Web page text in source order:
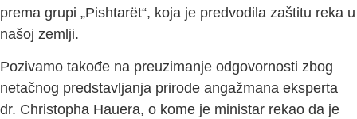
prema grupi „Pishtarët“, koja je predvodila zaštitu reka u
našoj zemlji.
Pozivamo takođe na preuzimanje odgovornosti zbog
netačnog predstavljanja prirode angažmana eksperta
dr. Christopha Hauera, o kome je ministar rekao da je